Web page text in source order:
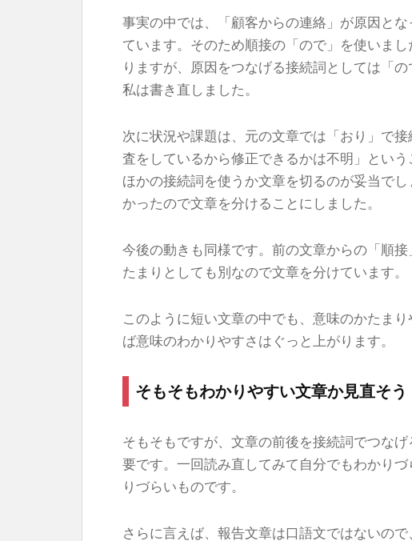
事実の中では、「顧客からの連絡」が原因と
ています。そのため順接の「ので」を使いま
りますが、原因をつなげる接続詞としては「
私は書き直しました。
次に状況や課題は、元の文章では「おり」で
査をしているから修正できるかは不明」とい
ほかの接続詞を使うか文章を切るのが妥当で
かったので文章を分けることにしました。
今後の動きも同様です。前の文章からの「順
たまりとしても別なので文章を分けています。
このように短い文章の中でも、意味のかたま
ば意味のわかりやすさはぐっと上がります。
そもそもわかりやすい文章か見直そう
そもそもですが、文章の前後を接続詞でつな
要です。一回読み直してみて自分でもわかり
りづらいものです。
さらに言えば、報告文章は口語文ではないの